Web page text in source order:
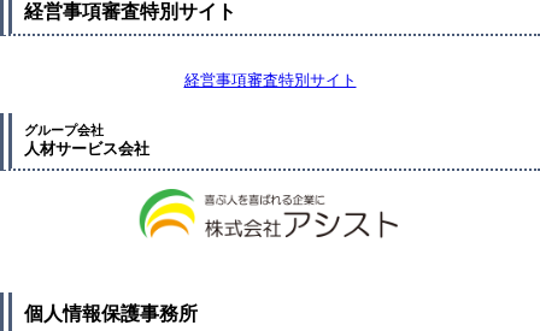
経営事項審査特別サイト
経営事項審査特別サイト
グループ会社
人材サービス会社
個人情報保護事務所